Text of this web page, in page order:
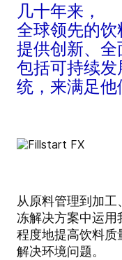
几十年来，
全球领先的饮
提供创新、全
包括可持续
统，来满足他
从原料管理到加
冻解决方案中运用
程度地提高饮料质
解决环境问题。